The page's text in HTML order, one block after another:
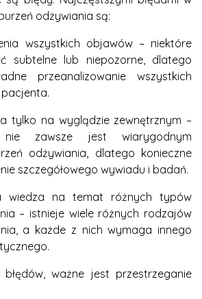
odżywiania są:
wszystkich objawów – niektóre
subtelne lub niepozorne, dlatego
przeanalizowanie wszystkich
tylko na wyglądzie zewnętrznym –
zawsze jest wiarygodnym
odżywiania, dlatego konieczne
szczegółowego wywiadu i badań.
wiedza na temat różnych typów
– istnieje wiele różnych rodzajów
a każde z nich wymaga innego
ważne jest przestrzeganie